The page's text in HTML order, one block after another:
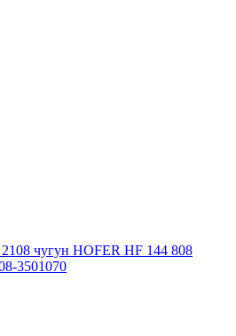
чугун HOFER HF 144 808
3501070